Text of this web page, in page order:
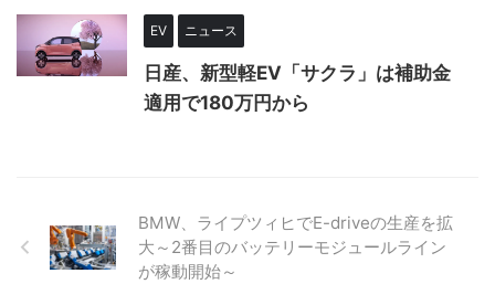
EV ニュース
日産、新型軽EV「サクラ」は補助金
適用で180万円から
BMW、ライプツィヒでE-driveの生産を拡
大～2番目のバッテリーモジュールライン
が稼動開始～